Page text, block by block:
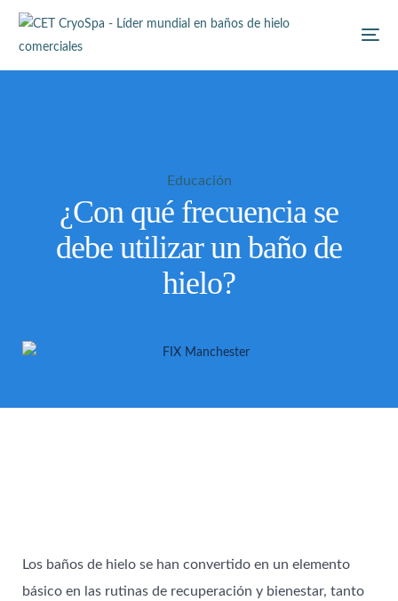
Educación
¿Con qué frecuencia se
debe utilizar un baño de
hielo?
Los baños de hielo se han convertido en un elemento
básico en las rutinas de recuperación y bienestar, tanto